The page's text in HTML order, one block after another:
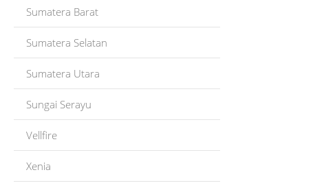
Sumatera Barat
Sumatera Selatan
Sumatera Utara
Sungai Serayu
Vellfire
Xenia